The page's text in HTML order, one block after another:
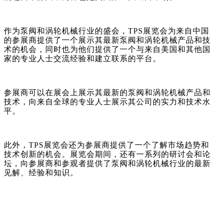
作为泵阀和涡轮机械行业的盛会， TPS展览会为来自中国
的参展商提供了一个展示其最新泵阀和涡轮机械产品和技
术的机会，同时也为他们提供了一个与来自美国和其他国
家的专业人士交流经验和建立联系的平台。
参展商可以在展会上展示其最新的泵阀和涡轮机械产品和
技术，向来自全球的专业人士展示其公司的实力和技术水
平。
此外， TPS展览会还为参展商提供了一个了解市场趋势和
技术创新的机会。展览会期间，还有一系列的研讨会和论
坛，向参展商和参观者提供了泵阀和涡轮机械行业的最新
见解、经验和知识。